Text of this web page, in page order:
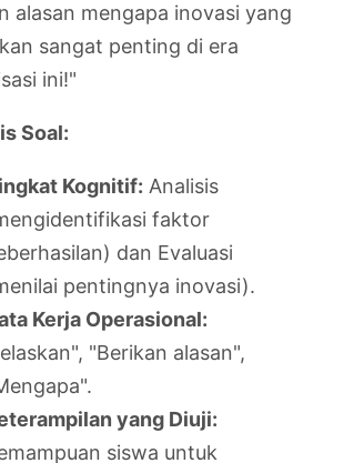
alasan mengapa inovasi yang
sangat penting di era
ini!"
Soal:
Kognitif: Analisis
faktor
dan Evaluasi
pentingnya inovasi).
Kerja Operasional:
"Berikan alasan",
yang Diuji:
siswa untuk